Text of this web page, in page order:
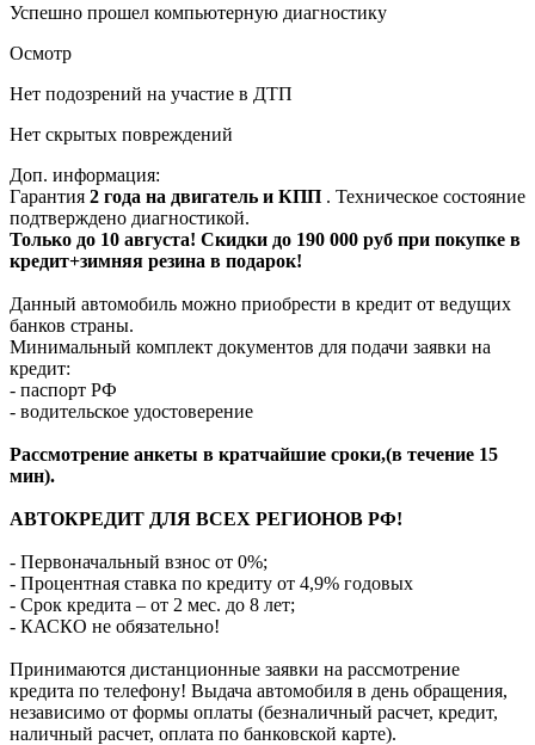
Успешно прошел компьютерную диагностику
Осмотр
Нет подозрений на участие в ДТП
Нет скрытых повреждений
Доп. информация:
Гарантия 2 года на двигатель и КПП . Техническое состояние
подтверждено диагностикой.
Только до 10 августа! Скидки до 190 000 руб при покупке в
кредит+зимняя резина в подарок!
Данный автомобиль можно приобрести в кредит от ведущих
банков страны.
Минимальный комплект документов для подачи заявки на
кредит:
- паспорт РФ
- водительское удостоверение
Рассмотрение анкеты в кратчайшие сроки,(в течение 15
мин).
АВТОКРЕДИТ ДЛЯ ВСЕХ РЕГИОНОВ РФ!
- Первоначальный взнос от 0%;
- Процентная ставка по кредиту от 4,9% годовых
- Срок кредита – от 2 мес. до 8 лет;
- КАСКО не обязательно!
Принимаются дистанционные заявки на рассмотрение
кредита по телефону! Выдача автомобиля в день обращения,
независимо от формы оплаты (безналичный расчет, кредит,
наличный расчет, оплата по банковской карте).